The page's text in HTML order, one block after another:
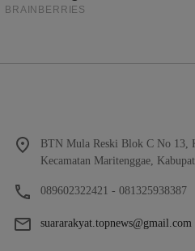
BTN Mula Reski Blok C No 13,
Kecamatan Maritenggae,
089602322421 - 081325938387
suararakyat.topnews@gmail.com